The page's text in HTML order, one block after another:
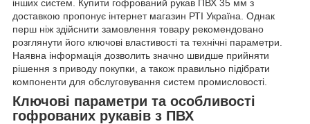
інших систем. Купити гофрований рукав ПВХ 35 мм з
доставкою пропонує інтернет магазин РТІ Україна. Однак
перш ніж здійснити замовлення товару рекомендовано
розглянути його ключові властивості та технічні параметри.
Наявна інформація дозволить значно швидше прийняти
рішення з приводу покупки, а також правильно підібрати
компоненти для обслуговування систем промисловості.
Ключові параметри та особливості
гофрованих рукавів з ПВХ